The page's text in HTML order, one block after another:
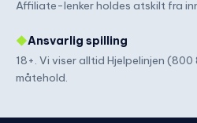
Affiliate-lenker holdes atskilt fra
◆Ansvarlig spilling
18+. Vi viser alltid Hjelpelinjen
måtehold.